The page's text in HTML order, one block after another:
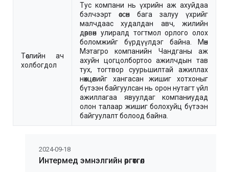
Төслийн ач
холбогдол
Тус компани нь үхрийн аж ахуйдаа
бэлчээрт өссөн бага залуу үхрийг
малчдаас худалдан авч, жилийн
дөрвөн улиралд тогтмол орлого олох
боломжийг бүрдүүлдэг байна. Мөн
Мэтагро компанийн Чандганы аж
ахуйн цогцолбортоо ажилчдын тав
тух, тогтвор суурьшилтай ажиллах
нөхцөлийг хангасан жишиг хотхоныг
бүтээн байгуулсан нь орон нутагт үйл
ажиллагаа явуулдаг компаниудад
олон талаар жишиг болохуйц бүтээн
байгуулалт болоод байна.
2024-09-18
Интермед эмнэлгийн өргөтгөл